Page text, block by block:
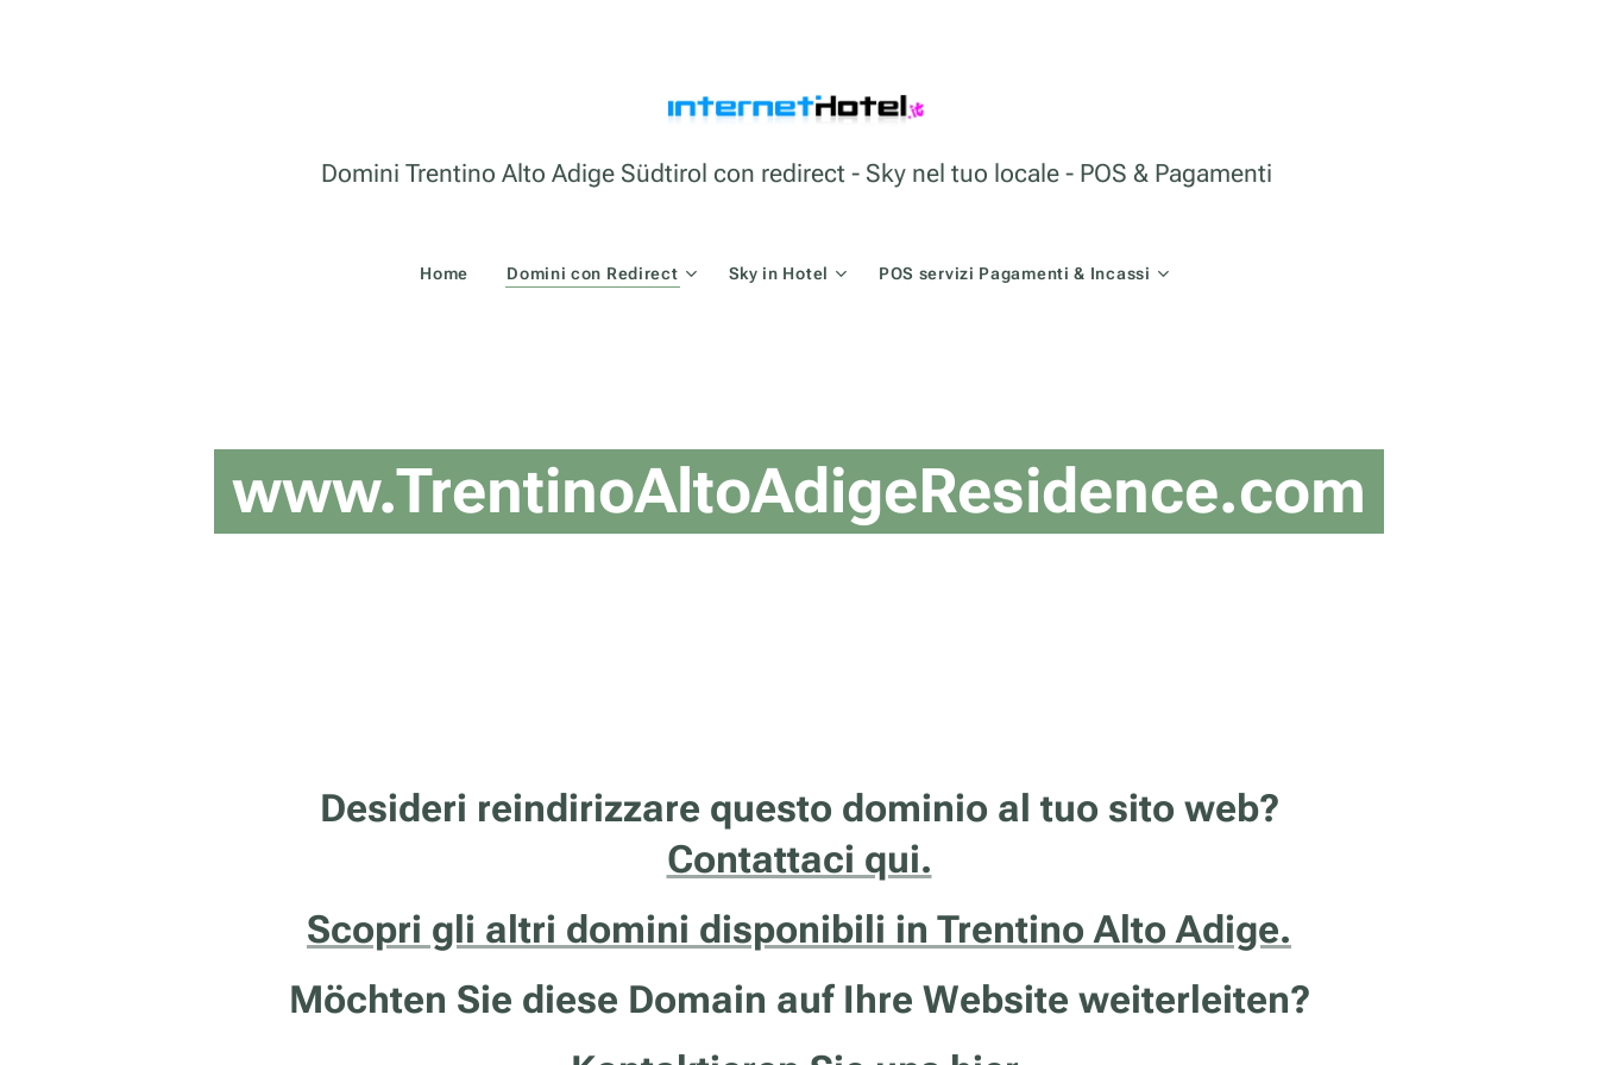
Domini Trentino Alto Adige Südtirol con redirect - Sky nel tuo locale - POS & Pagamenti
Home Domini con Redirect Sky in Hotel POS servizi Pagamenti & Incassi
www.TrentinoAltoAdigeResidence.com
Desideri reindirizzare questo dominio al tuo sito web?
Contattaci qui.
Scopri gli altri domini disponibili in Trentino Alto Adige.
Möchten Sie diese Domain auf Ihre Website weiterleiten?